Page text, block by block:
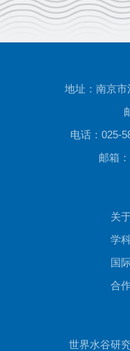
地址：南京
电话：025-
邮箱
关
学
国
合
世界水谷研